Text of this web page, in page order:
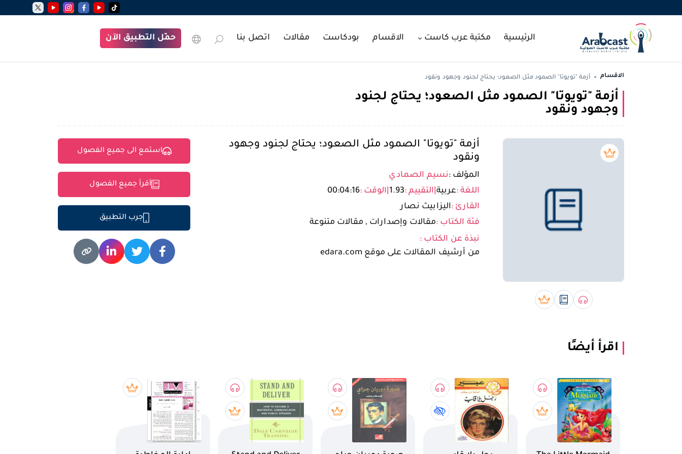
الرئيسية مكتبة عرب كاست الاقسام بودكاست مقالات اتصل بنا حمّل التطبيق الآن
الاقسام أزمة "تويوتا" الصمود مثل الصعود؛ يحتاج لجنود وجهود ونقود
أزمة "تويوتا" الصمود مثل الصعود؛ يحتاج لجنود
وجهود ونقود
بريميوم book
صوتي bookرقمي bookبريميوم book
أزمة "تويوتا" الصمود مثل الصعود؛ يحتاج لجنود وجهود
ونقود
المؤلف :نسيم الصمادي
اللغة :عربية التقييم :1.93 الوقت :00:04:16
القارئ :اليزابيث نصار
فئة الكتاب :مقالات وإصدارات , مقالات متنوعة
نبذة عن الكتاب :
من أرشيف المقالات على موقع edara.com
استمع الى جميع الفصول
أقرأ جميع الفصول
جرب التطبيق
اقرأ أيضًا